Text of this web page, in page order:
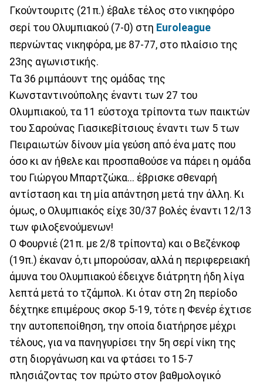
Γκούντουριτς (21π.) έβαλε τέλος στο νικηφόρο
σερί του Ολυμπιακού (7-0) στη Euroleague
περνώντας νικηφόρα, με 87-77, στο πλαίσιο της
23ης αγωνιστικής.
Τα 36 ριμπάουντ της ομάδας της
Κωνσταντινούπολης έναντι των 27 του
Ολυμπιακού, τα 11 εύστοχα τρίποντα των παικτών
του Σαρούνας Γιασικεβίτσιους έναντι των 5 των
Πειραιωτών δίνουν μία γεύση από ένα ματς που
όσο κι αν ήθελε και προσπαθούσε να πάρει η ομάδα
του Γιώργου Μπαρτζώκα... έβρισκε σθεναρή
αντίσταση και τη μία απάντηση μετά την άλλη. Κι
όμως, ο Ολυμπιακός είχε 30/37 βολές έναντι 12/13
των φιλοξενούμενων!
Ο Φουρνιέ (21π. με 2/8 τρίποντα) και ο Βεζένκοφ
(19π.) έκαναν ό,τι μπορούσαν, αλλά η περιφερειακή
άμυνα του Ολυμπιακού έδειχνε διάτρητη ήδη λίγα
λεπτά μετά το τζάμπολ. Κι όταν στη 2η περίοδο
δέχτηκε επιμέρους σκορ 5-19, τότε η Φενέρ έχτισε
την αυτοπεποίθηση, την οποία διατήρησε μέχρι
τέλους, για να πανηγυρίσει την 5η σερί νίκη της
στη διοργάνωση και να φτάσει το 15-7
πλησιάζοντας τον πρώτο στον βαθμολογικό